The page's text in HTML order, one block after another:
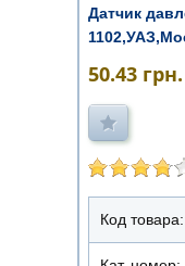
Датчик
50.43 грн.
Код товара: